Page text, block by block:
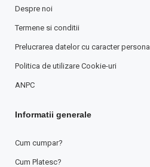
Despre noi
Termene si conditii
Prelucrarea datelor cu caracter personal
Politica de utilizare Cookie-uri
ANPC
Informatii generale
Cum cumpar?
Cum Platesc?